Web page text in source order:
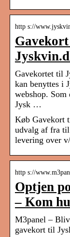
http s://
Gavekortet til
kan benyttes i
webshop.
Jysk …
Køb Gavekort
udvalg af fra til
levering over
http s://
Optjen
– Kom
M3panel –
gavekort til